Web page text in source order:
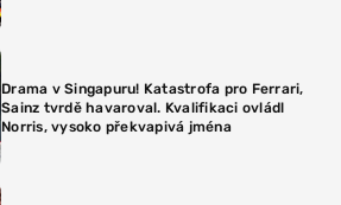
Drama v Singapuru! Katastrofa pro Ferrari,
Sainz tvrdě havaroval. Kvalifikaci ovládl
Norris, vysoko překvapivá jména